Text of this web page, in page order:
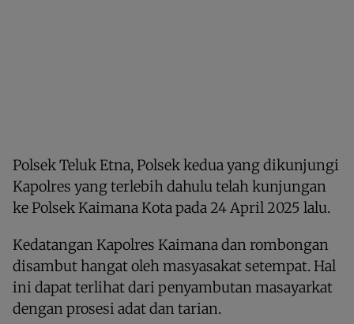
Polsek Teluk Etna, Polsek kedua yang dikunjungi
Kapolres yang terlebih dahulu telah kunjungan
ke Polsek Kaimana Kota pada 24 April 2025 lalu.
Kedatangan Kapolres Kaimana dan rombongan
disambut hangat oleh masyasakat setempat. Hal
ini dapat terlihat dari penyambutan masayarkat
dengan prosesi adat dan tarian.